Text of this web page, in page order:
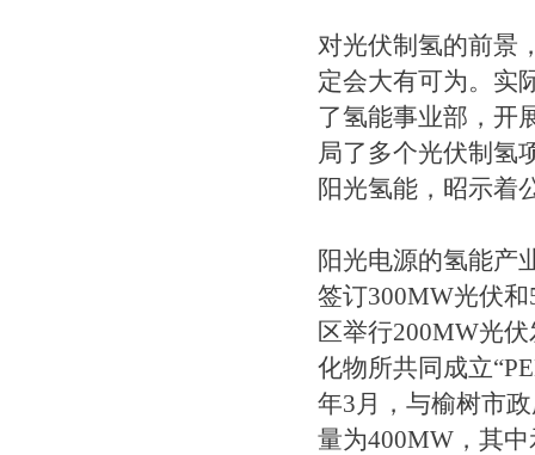
对光伏制氢的前景
定会大有可为。实
了氢能事业部，开
局了多个光伏制氢
阳光氢能，昭示着
阳光电源的氢能产
签订300MW光伏
区举行200MW光
化物所共同成立
年3月，与榆树市
量为400MW，其